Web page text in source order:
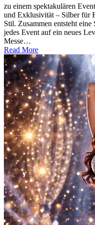
zu einem spektakulären
und Exklusivität – Silber für
Stil. Zusammen entsteht
jedes Event auf ein neues
Messe…
Read More